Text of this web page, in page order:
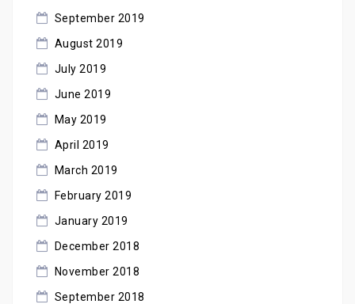
September 2019
August 2019
July 2019
June 2019
May 2019
April 2019
March 2019
February 2019
January 2019
December 2018
November 2018
September 2018